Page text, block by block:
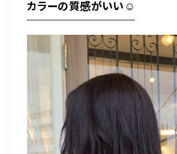
カラーの質感がいい☺︎